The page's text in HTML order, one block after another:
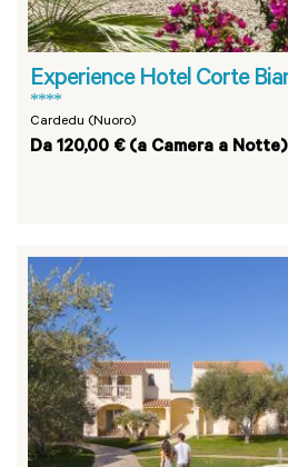
Experience Hotel Corte
****
Cardedu (Nuoro)
Da 120,00 € (a Camera a Notte)